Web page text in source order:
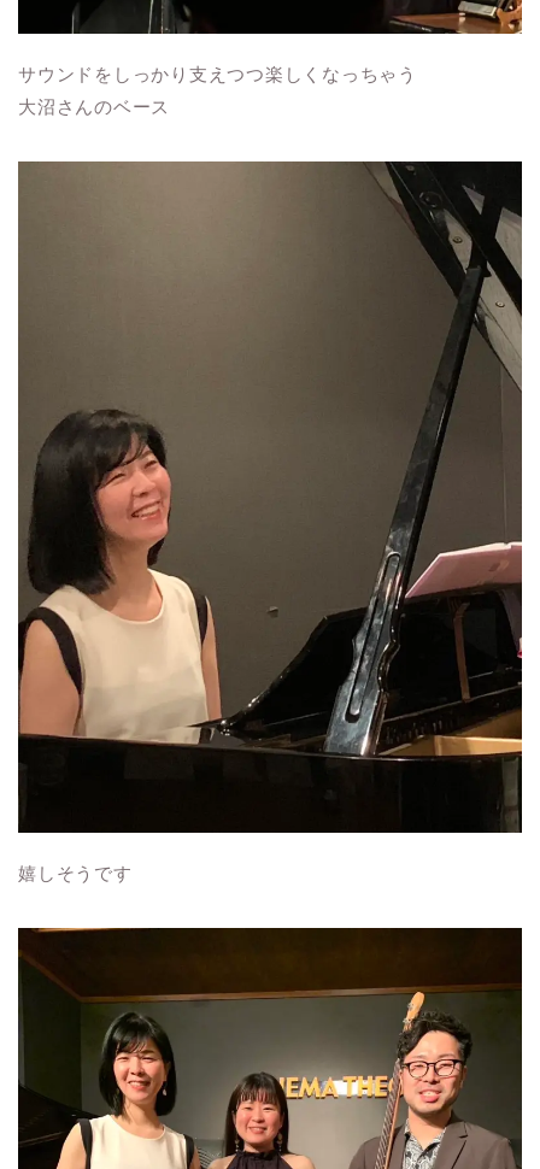
サウンドをしっかり支えつつ楽しくなっちゃう
大沼さんのベース
嬉しそうです